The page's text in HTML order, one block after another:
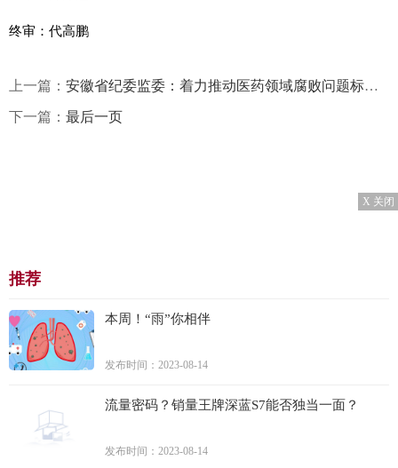
终审：代高鹏
上一篇： 安徽省纪委监委：着力推动医药领域腐败问题标本兼治、源头治理
下一篇： 最后一页
X 关闭
推荐
本周！“雨”你相伴
发布时间：2023-08-14
流量密码？销量王牌深蓝S7能否独当一面？
发布时间：2023-08-14